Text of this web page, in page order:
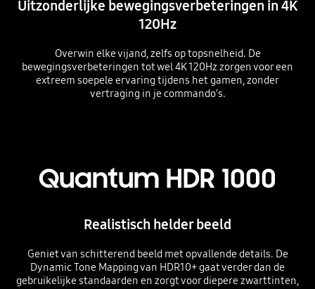
Uitzonderlijke bewegingsverbeteringen in 4K
120Hz
Overwin elke vijand, zelfs op topsnelheid. De
bewegingsverbeteringen tot wel 4K 120Hz zorgen voor een
extreem soepele ervaring tijdens het gamen, zonder
vertraging in je commando’s.
Quantum HDR 1000
Realistisch helder beeld
Geniet van schitterend beeld met opvallende details. De
Dynamic Tone Mapping van HDR10+ gaat verder dan de
gebruikelijke standaarden en zorgt voor diepere zwarttinten,